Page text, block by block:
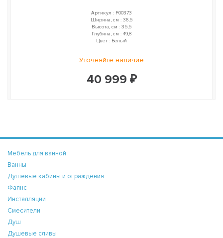
Артикул : F00373
Ширина, см : 36,5
Высота, см : 35,5
Глубина, см : 49,8
Цвет : Белый
Уточняйте наличие
40 999 ₽
Мебель для ванной
Ванны
Душевые кабины и ограждения
Фаянс
Инсталляции
Смесители
Душ
Душевые сливы